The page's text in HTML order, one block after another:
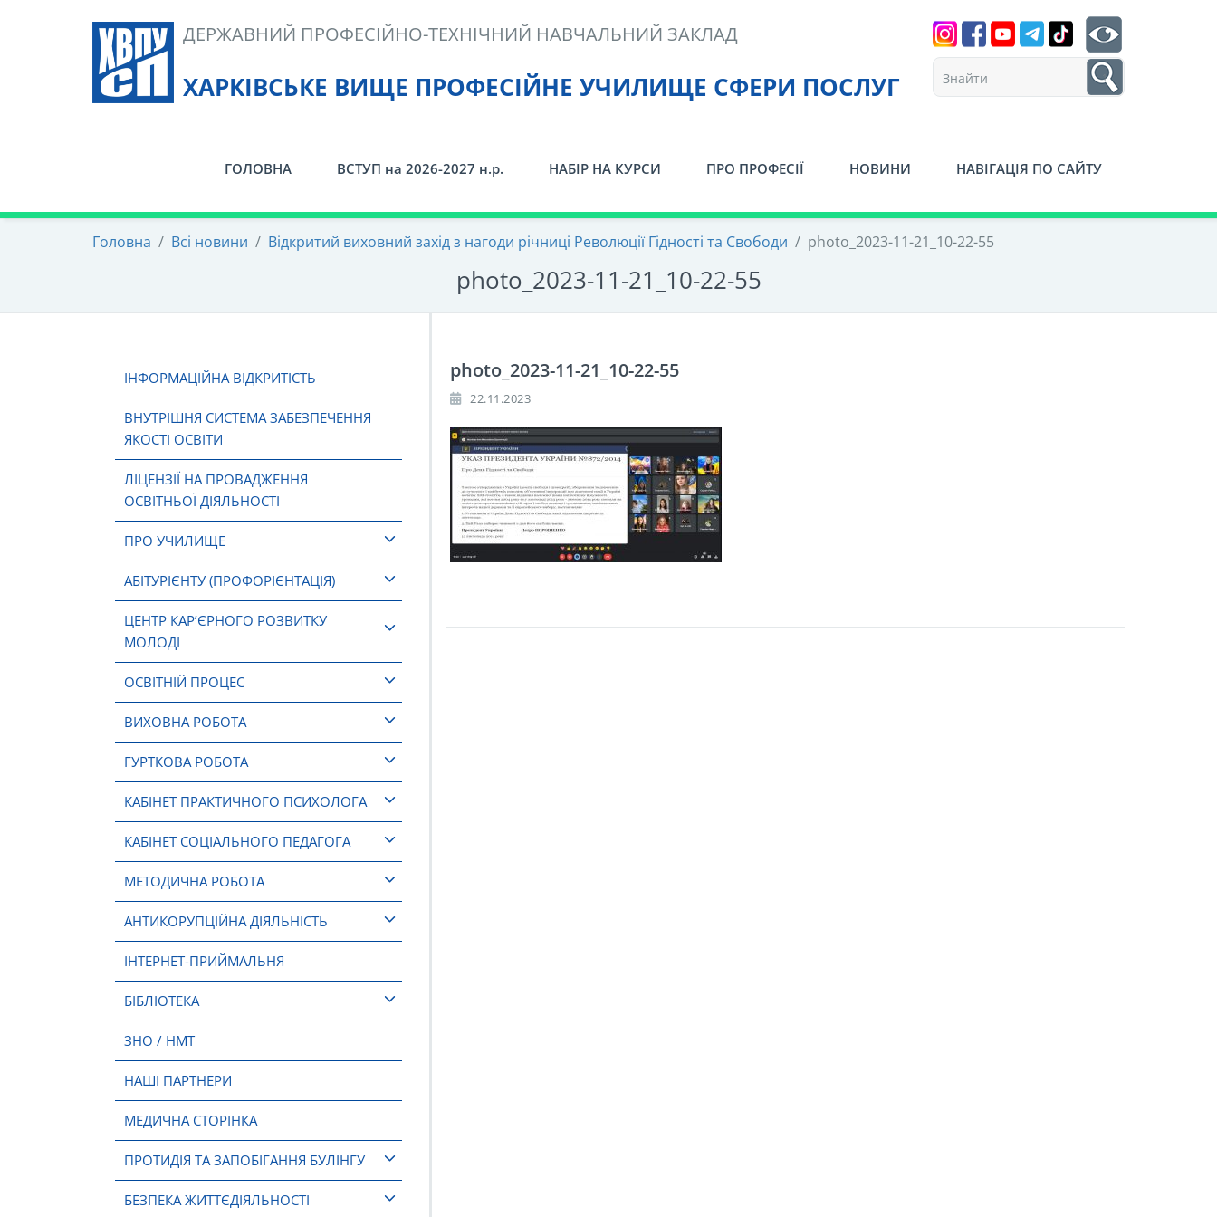
ХАРКІВСЬКЕ ВИЩЕ ПРОФЕСІЙНЕ УЧИЛИЩЕ СФЕРИ ПОСЛУГ
ДЕРЖАВНИЙ ПРОФЕСІЙНО-ТЕХНІЧНИЙ НАВЧАЛЬНИЙ ЗАКЛАД
1
ГОЛОВНА ВСТУП на 2026-2027 н.р. НАБІР НА КУРСИ ПРО ПРОФЕСІЇ НОВИНИ НАВІГАЦІЯ ПО САЙТУ
Головна / Всі новини / Відкритий виховний захід з нагоди річниці Революції Гідності та Свободи / photo_2023-11-21_10-22-55
photo_2023-11-21_10-22-55
ІНФОРМАЦІЙНА ВІДКРИТІСТЬ
ВНУТРІШНЯ СИСТЕМА ЗАБЕЗПЕЧЕННЯ
ЯКОСТІ ОСВІТИ
ЛІЦЕНЗІЇ НА ПРОВАДЖЕННЯ
ОСВІТНЬОЇ ДІЯЛЬНОСТІ
ПРО УЧИЛИЩЕ
АБІТУРІЄНТУ (ПРОФОРІЄНТАЦІЯ)
ЦЕНТР КАР’ЄРНОГО РОЗВИТКУ
МОЛОДІ
ОСВІТНІЙ ПРОЦЕС
ВИХОВНА РОБОТА
ГУРТКОВА РОБОТА
КАБІНЕТ ПРАКТИЧНОГО ПСИХОЛОГА
КАБІНЕТ СОЦІАЛЬНОГО ПЕДАГОГА
МЕТОДИЧНА РОБОТА
АНТИКОРУПЦІЙНА ДІЯЛЬНІСТЬ
ІНТЕРНЕТ-ПРИЙМАЛЬНЯ
БІБЛІОТЕКА
ЗНО / НМТ
НАШІ ПАРТНЕРИ
МЕДИЧНА СТОРІНКА
ПРОТИДІЯ ТА ЗАПОБІГАННЯ БУЛІНГУ
БЕЗПЕКА ЖИТТЄДІЯЛЬНОСТІ
photo_2023-11-21_10-22-55
22.11.2023